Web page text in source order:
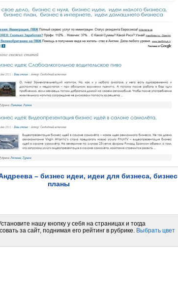
– бизнес идеи, идеи для бизнеса, бизнес
планы
нашу кнопку у себя на страницах и тогда
за сайт, поднимая его рейтинг в рубрике. Выбрать цвет